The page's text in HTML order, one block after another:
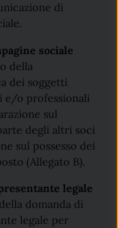
di
sociale
della
dei soggetti
o professionali
sul
degli altri soci
sul possesso dei
(Allegato B).
legale
domanda di
legale per